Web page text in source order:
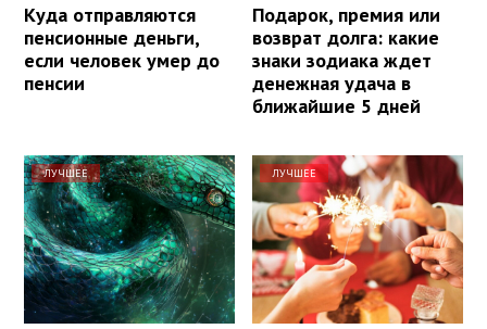
Куда отправляются
пенсионные деньги,
если человек умер до
пенсии
Подарок, премия или
возврат долга: какие
знаки зодиака ждет
денежная удача в
ближайшие 5 дней
ЛУЧШЕЕ ЛУЧШЕЕ